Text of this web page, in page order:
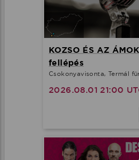
KOZSO ÉS AZ
fellépés
Csokonyavisonta, Termál
2026.08.01 21:00